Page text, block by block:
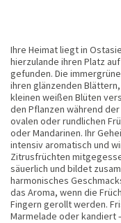
Ihre Heimat liegt in
hierzulande ihren Platz
gefunden. Die
ihren glänzenden
kleinen weißen Blüten
den Pflanzen während
ovalen oder rundlichen
oder Mandarinen. Ihr
intensiv aromatisch und
Zitrusfrüchten
säuerlich und bildet
harmonisches
das Aroma, wenn die
Fingern gerollt werden.
Marmelade oder kandiert